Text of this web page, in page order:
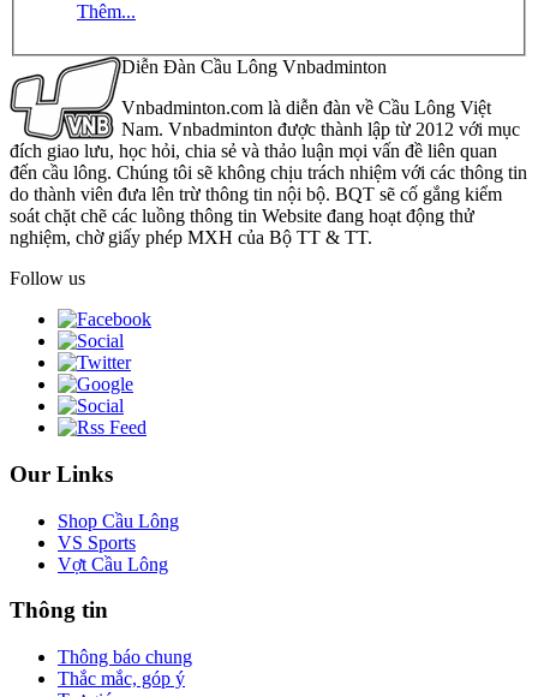
Thêm...
Diễn Đàn Cầu Lông Vnbadminton
Vnbadminton.com là diễn đàn về Cầu Lông Việt
Nam. Vnbadminton được thành lập từ 2012 với mục
đích giao lưu, học hỏi, chia sẻ và thảo luận mọi vấn đề liên quan
đến cầu lông. Chúng tôi sẽ không chịu trách nhiệm với các thông tin
do thành viên đưa lên trừ thông tin nội bộ. BQT sẽ cố gắng kiểm
soát chặt chẽ các luồng thông tin Website đang hoạt động thử
nghiệm, chờ giấy phép MXH của Bộ TT & TT.
Follow us
Our Links
Shop Cầu Lông
VS Sports
Vợt Cầu Lông
Thông tin
Thông báo chung
Thắc mắc, góp ý